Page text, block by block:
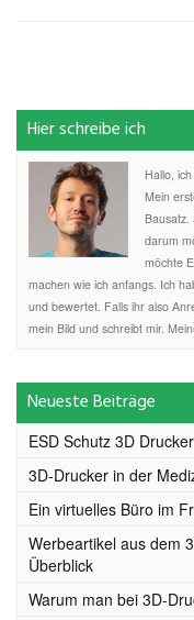
Hier schreibe ich
Hallo,
Mein
darum
möchte
machen wie ich anfangs. Ich
und bewertet. Falls ihr also
mein Bild und schreibt mir.
Neueste Beiträge
ESD Schutz 3D Drucker
3D-Drucker in der
Ein virtuelles Büro im
Werbeartikel aus dem
Überblick
Warum man bei 3D-